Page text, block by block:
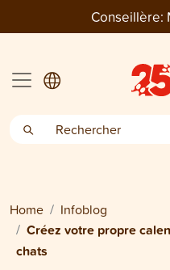
Conseillère:
Home Infoblog
Créez votre propre
chats